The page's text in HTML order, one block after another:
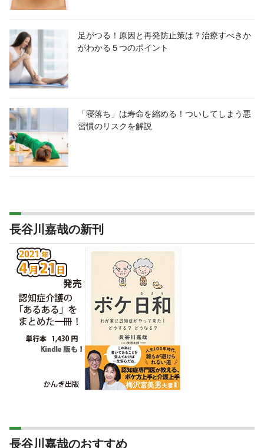
足がつる！原因と再発防止策は？治療すべきか
がわかる５つのポイント
「寝落ち」は寿命を縮める！ついしてしまう悪
習慣のリスクを解説
長谷川嘉哉の新刊
長谷川嘉哉のおすすめ